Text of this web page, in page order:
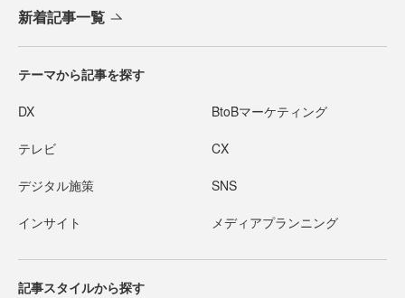
新着記事一覧
テーマから記事を探す
DX BtoBマーケティング
テレビ CX
デジタル施策 SNS
インサイト メディアプランニング
記事スタイルから探す